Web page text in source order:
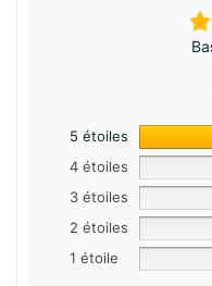
5 étoiles
4 étoiles
3 étoiles
2 étoiles
1 étoile